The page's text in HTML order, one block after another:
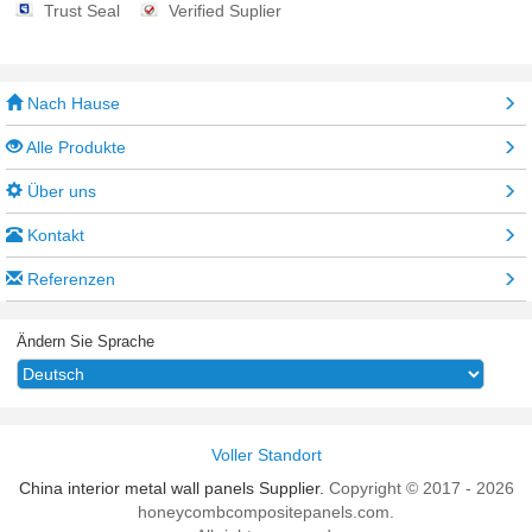
Trust Seal
Verified Suplier
Nach Hause
Alle Produkte
Über uns
Kontakt
Referenzen
Ändern Sie Sprache
Voller Standort
China interior metal wall panels Supplier. Copyright © 2017 - 2026
honeycombcompositepanels.com.